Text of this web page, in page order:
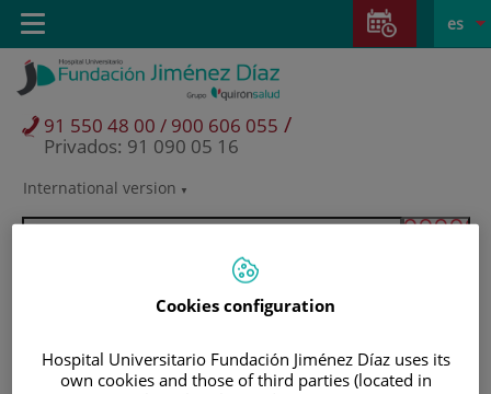
Saltar al contenido
Saltar
contenido
Selector
activo
es
International version
91 550 48 00 / 900 606 055 /
Privados: 91 090 05 16
Toggle
navigation
Cookies configuration
Hospital Universitario Fundación Jiménez Díaz uses its
own cookies and those of third parties (located in